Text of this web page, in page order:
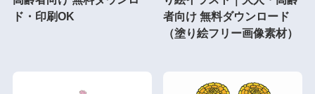
ド・印刷OK
者向け 無料ダウンロード
（塗り絵フリー画像素材）